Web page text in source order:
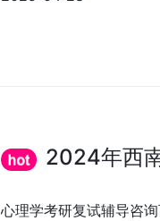
2024年西
心理学考研复试辅导咨